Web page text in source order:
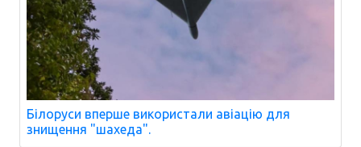
Білоруси вперше використали авіацію для
знищення "шахеда".